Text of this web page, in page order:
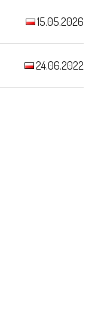
15.05.2026
24.06.2022